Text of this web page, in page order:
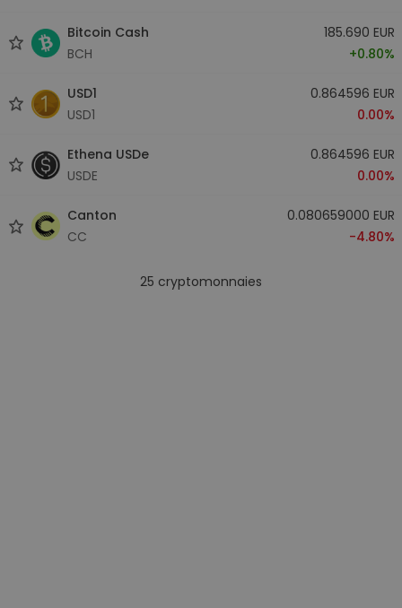
Bitcoin Cash
BCH
185.690 EUR
+0.80%
USD1
USD1
0.864596 EUR
0.00%
Ethena USDe
USDE
0.864596 EUR
0.00%
Canton
CC
0.080659000 EUR
-4.80%
25 cryptomonnaies